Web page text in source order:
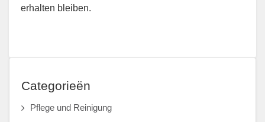
erhalten bleiben.
Categorieën
Pflege und Reinigung